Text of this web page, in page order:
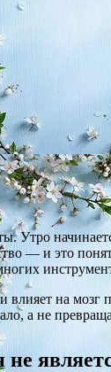
Утро
— и это
влияет на
а не